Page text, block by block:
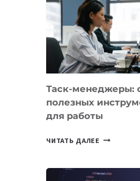
НОВЫЕ
ПРЕДМЕТЫ
ПО
ИНТЕЛЛЕКТУ
Таск-менеджеры:
полезных
для работы
ЧИТАТЬ ДАЛЕЕ ТАСК-
ПОЛЕЗНЫХ